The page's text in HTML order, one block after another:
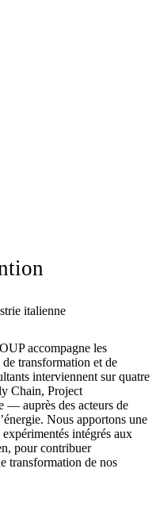
italienne
accompagne les
transformation et de
interviennent sur quatre
Chain, Project
— auprès des acteurs de
Nous apportons une
intégrés aux
pour contribuer
transformation de nos